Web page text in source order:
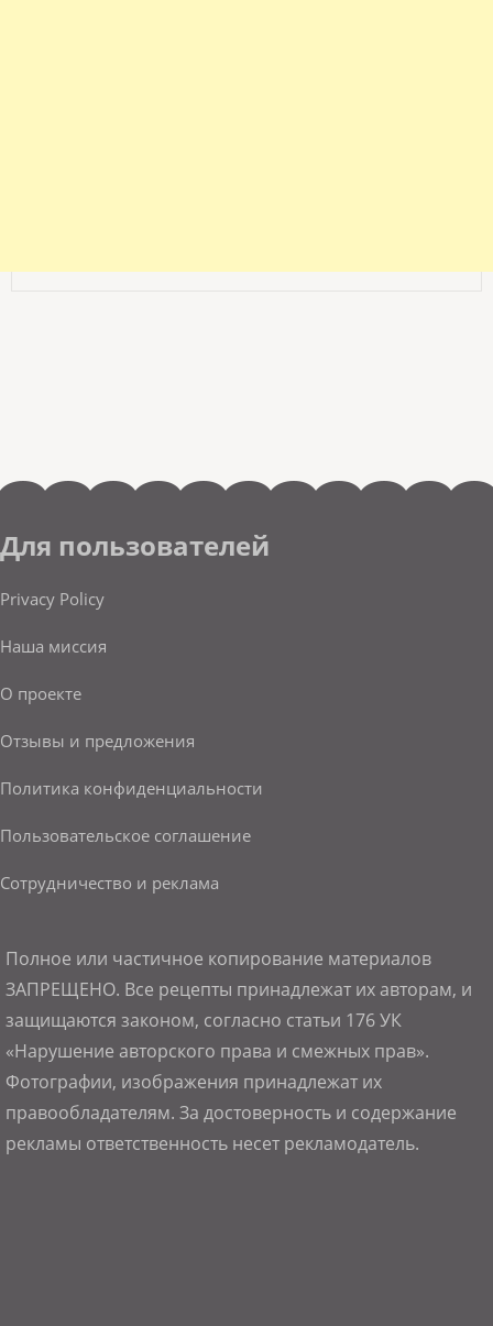
Для пользователей
Privacy Policy
Наша миссия
О проекте
Отзывы и предложения
Политика конфиденциальности
Пользовательское соглашение
Сотрудничество и реклама
Полное или частичное копирование материалов
ЗАПРЕЩЕНО. Все рецепты принадлежат их авторам, и
защищаются законом, согласно статьи 176 УК
«Нарушение авторского права и смежных прав».
Фотографии, изображения принадлежат их
правообладателям. За достоверность и содержание
рекламы ответственность несет рекламодатель.